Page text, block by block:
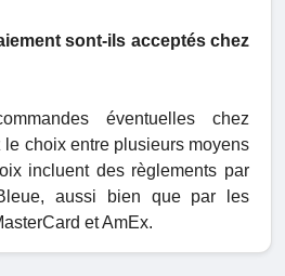
sont-ils acceptés chez
éventuelles chez
le choix entre plusieurs moyens
incluent des règlements par
aussi bien que par les
et AmEx.